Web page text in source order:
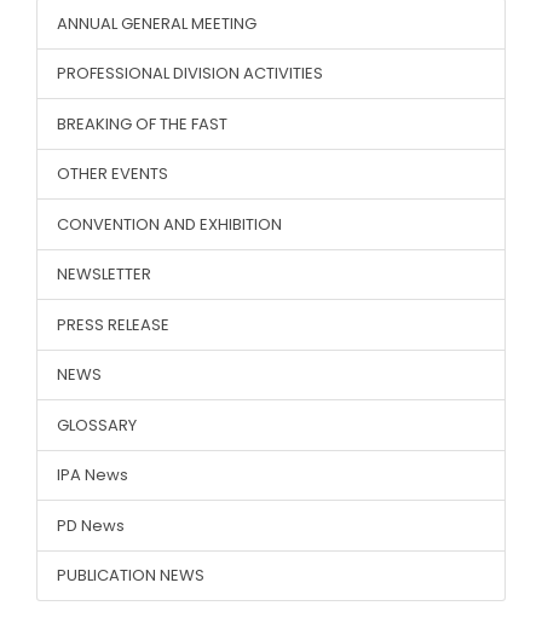
ANNUAL GENERAL MEETING
PROFESSIONAL DIVISION ACTIVITIES
BREAKING OF THE FAST
OTHER EVENTS
CONVENTION AND EXHIBITION
NEWSLETTER
PRESS RELEASE
NEWS
GLOSSARY
IPA News
PD News
PUBLICATION NEWS